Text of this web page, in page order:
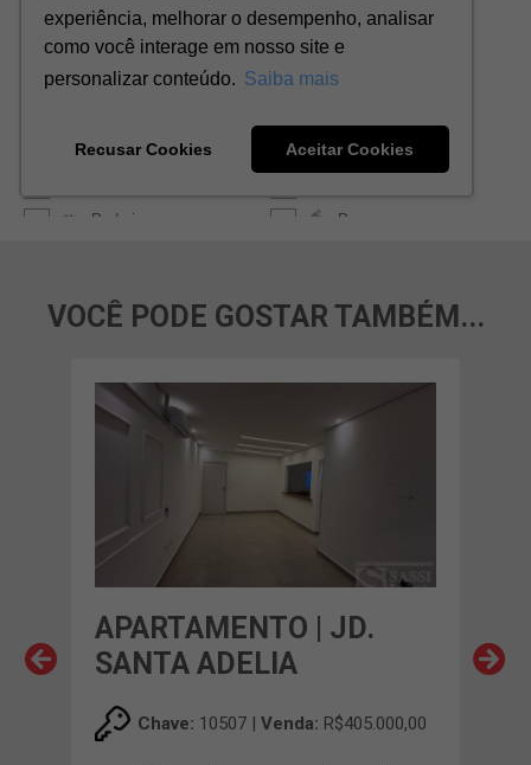
VOCÊ PODE GOSTAR TAMBÉM...
APARTAMENTO | JD.
SANTA ADELIA
Chave: 10507 | Venda: R$405.000,00